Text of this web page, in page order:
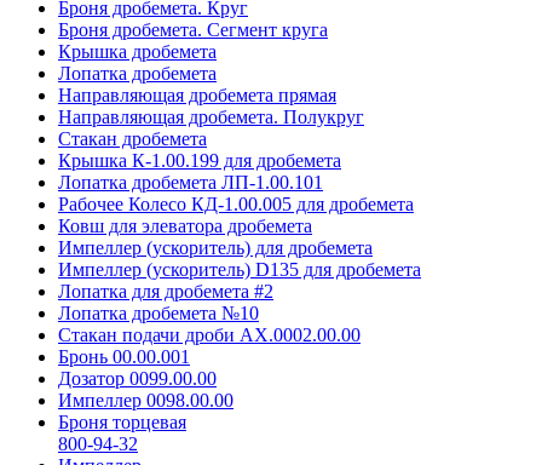
Броня дробемета. Круг
Броня дробемета. Сегмент круга
Крышка дробемета
Лопатка дробемета
Направляющая дробемета прямая
Направляющая дробемета. Полукруг
Стакан дробемета
Крышка К-1.00.199 для дробемета
Лопатка дробемета ЛП-1.00.101
Рабочее Колесо КД-1.00.005 для дробемета
Ковш для элеватора дробемета
Импеллер (ускоритель) для дробемета
Импеллер (ускоритель) D135 для дробемета
Лопатка для дробемета #2
Лопатка дробемета №10
Стакан подачи дроби АХ.0002.00.00
Бронь 00.00.001
Дозатор 0099.00.00
Импеллер 0098.00.00
Броня торцевая
800-94-32